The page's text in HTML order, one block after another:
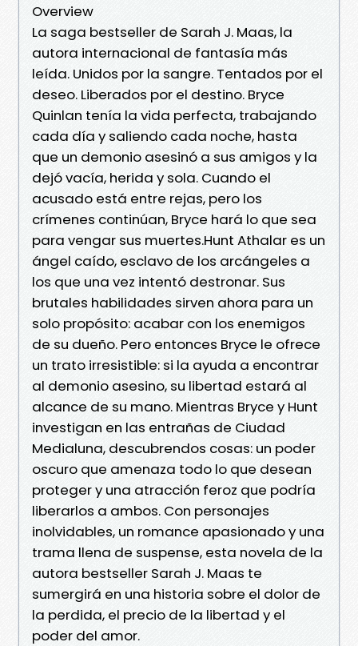
Overview
La saga bestseller de Sarah J. Maas, la
autora internacional de fantasía más
leída. Unidos por la sangre. Tentados por el
deseo. Liberados por el destino. Bryce
Quinlan tenía la vida perfecta, trabajando
cada día y saliendo cada noche, hasta
que un demonio asesinó a sus amigos y la
dejó vacía, herida y sola. Cuando el
acusado está entre rejas, pero los
crímenes continúan, Bryce hará lo que sea
para vengar sus muertes.Hunt Athalar es un
ángel caído, esclavo de los arcángeles a
los que una vez intentó destronar. Sus
brutales habilidades sirven ahora para un
solo propósito: acabar con los enemigos
de su dueño. Pero entonces Bryce le ofrece
un trato irresistible: si la ayuda a encontrar
al demonio asesino, su libertad estará al
alcance de su mano. Mientras Bryce y Hunt
investigan en las entrañas de Ciudad
Medialuna, descubrendos cosas: un poder
oscuro que amenaza todo lo que desean
proteger y una atracción feroz que podría
liberarlos a ambos. Con personajes
inolvidables, un romance apasionado y una
trama llena de suspense, esta novela de la
autora bestseller Sarah J. Maas te
sumergirá en una historia sobre el dolor de
la perdida, el precio de la libertad y el
poder del amor.